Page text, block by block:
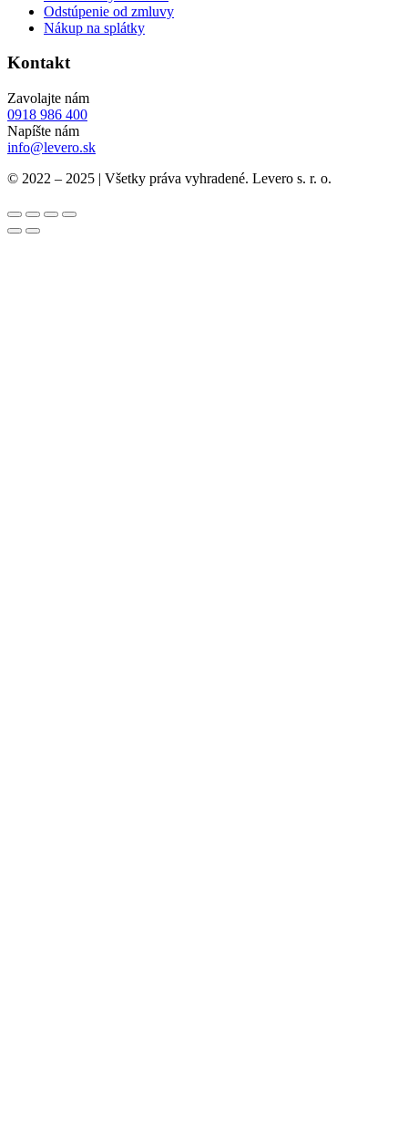
Odstúpenie od zmluvy
Nákup na splátky
Kontakt
Zavolajte nám
0918 986 400
Napíšte nám
info@levero.sk
© 2022 – 2025 | Všetky práva vyhradené. Levero s. r. o.